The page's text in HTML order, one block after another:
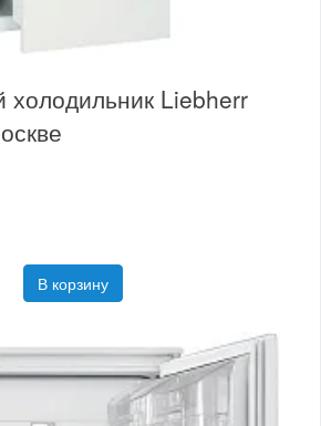
Liebherr
В корзину